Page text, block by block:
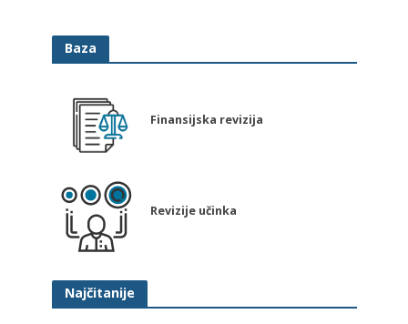
Baza
Finansijska revizija
Revizije učinka
Najčitanije